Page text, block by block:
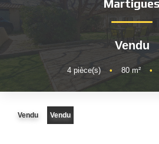
NOTRE
Martigues
Vendu
4 pièce(s) • 80 m² •
Vendu Vendu